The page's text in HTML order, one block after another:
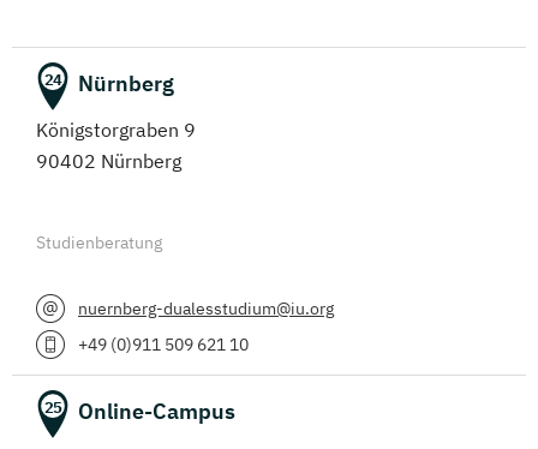
24 Nürnberg
Königstorgraben 9
90402 Nürnberg
Studienberatung
nuernberg-dualesstudium@iu.org
+49 (0)911 509 621 10
25 Online-Campus